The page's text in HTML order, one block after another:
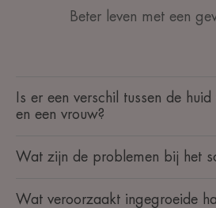
Beter leven met een
Is er een verschil tussen de
en een vrouw?
Wat zijn de problemen bij het
Wat veroorzaakt ingegroeide